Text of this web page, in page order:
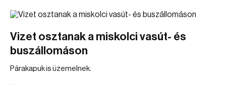
Vizet osztanak a miskolci vasút- és
buszállomáson
Párakapuk is üzemelnek.